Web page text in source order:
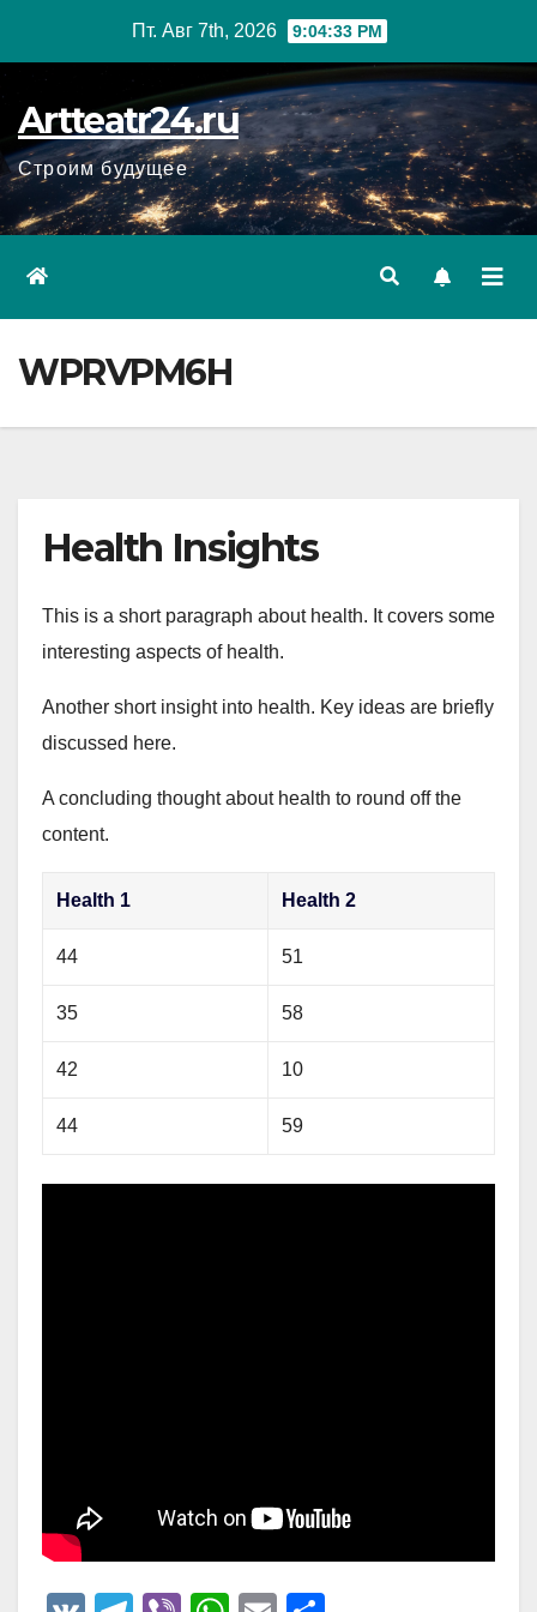
Пт. Авг 7th, 2026 9:04:34 PM
Artteatr24.ru
Строим будущее
WPRVPM6H
Health Insights
This is a short paragraph about health. It covers some
interesting aspects of health.
Another short insight into health. Key ideas are briefly
discussed here.
A concluding thought about health to round off the
content.
Health 1 Health 2
44 51
35 58
42 10
44 59